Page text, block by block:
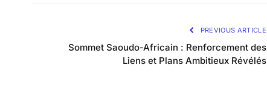
PREVIOUS ARTICLE
Sommet Saoudo-Africain : Renforcement des
Liens et Plans Ambitieux Révélés